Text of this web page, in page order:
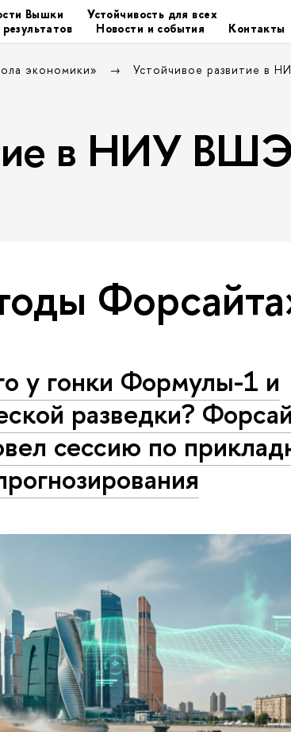
Вышки
Устойчивость для всех
Новости и события Контакты
экономики» Устойчивое развитие в
в НИУ ВШЭ
у гонки Формулы-1 и
разведки?
сессию по